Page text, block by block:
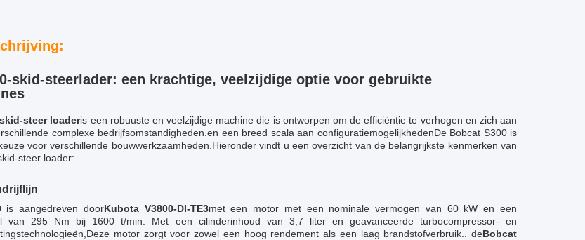
skid-steerlader: een krachtige, veelzijdige optie voor gebruikte
steer loaderis een robuuste en veelzijdige machine die is ontworpen om de efficiëntie te verhogen en zich aan
complexe bedrijfsomstandigheden.en een breed scala aan configuratiemogelijkhedenDe Bobcat S300 is
voor verschillende bouwwerkzaamheden.Hieronder vindt u een overzicht van de belangrijkste kenmerken van
steer loader:
is aangedreven doorKubota V3800-DI-TE3met een motor met een nominale vermogen van 60 kW en een
van 295 Nm bij 1600 t/min. Met een cilinderinhoud van 3,7 liter en geavanceerde turbocompressor- en
motor zorgt voor zowel een hoog rendement als een laag brandstofverbruik.. deBobcat